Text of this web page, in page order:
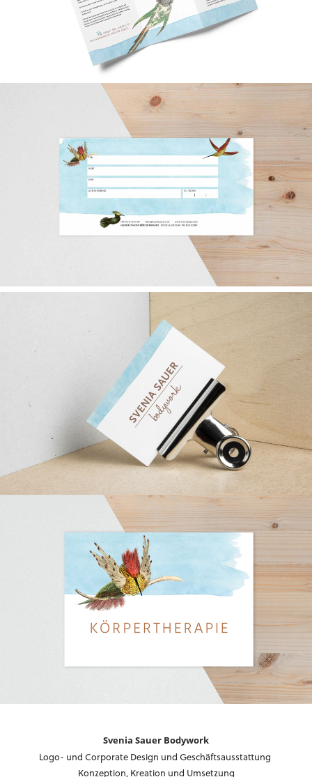
Svenia Sauer Bodywork
Logo- und Corporate Design und Geschäftsausstattung
Konzeption, Kreation und Umsetzung